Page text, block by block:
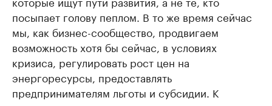
посыпает голову пеплом. В то же время сейчас
мы, как бизнес-сообщество, продвигаем
возможность хотя бы сейчас, в условиях
кризиса, регулировать рост цен на
энергоресурсы, предоставлять
предпринимателям льготы и субсидии. К